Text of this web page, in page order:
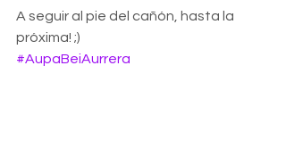
A seguir al pie del cañón, hasta la
próxima! ;)
#AupaBeiAurrera